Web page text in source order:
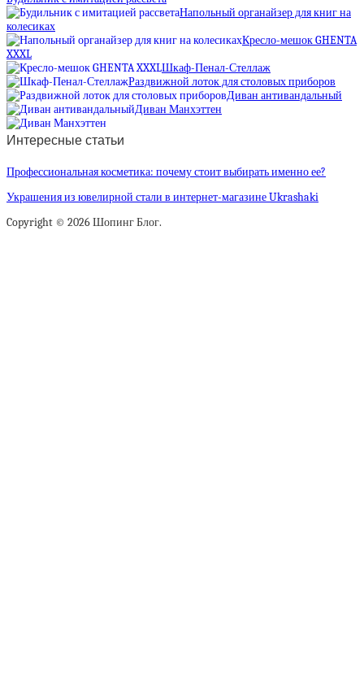
Напольный органайзер для книг на
колесиках
Кресло-мешок GHENTA
XXXL
Шкаф-Пенал-Стеллаж
Раздвижной лоток для столовых приборов
Диван антивандальный
Диван Манхэттен
Интересные статьи
Профессиональная косметика: почему стоит выбирать именно ее?
Украшения из ювелирной стали в интернет-магазине Ukrashaki
Copyright © 2026 Шопинг Блог.